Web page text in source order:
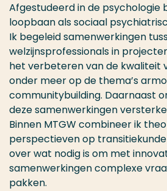
Afgestudeerd in de psychologie
loopbaan als sociaal
Ik begeleid samenwerkingen
welzijnsprofessionals in
het verbeteren van de kwaliteit
onder meer op de thema’s
communitybuilding. Daarnaast
deze samenwerkingen
Binnen MTGW combineer ik
perspectieven op
over wat nodig is om met
samenwerkingen complexe
pakken.